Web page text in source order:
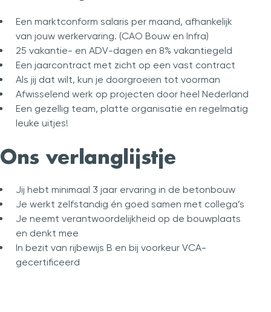
Ons verlanglijstje
Een marktconform salaris per maand, afhankelijk
van jouw werkervaring. (CAO Bouw en Infra)
25 vakantie- en ADV-dagen en 8% vakantiegeld
Een jaarcontract met zicht op een vast contract
Als jij dat wilt, kun je doorgroeien tot voorman
Afwisselend werk op projecten door heel Nederland
Een gezellig team, platte organisatie en regelmatig
leuke uitjes!
Jij hebt minimaal 3 jaar ervaring in de betonbouw
Je werkt zelfstandig én goed samen met collega’s
Je neemt verantwoordelijkheid op de bouwplaats
en denkt mee
In bezit van rijbewijs B en bij voorkeur VCA-
gecertificeerd
1500+ projecten 4.9/5
Over ons
Vacatures
FAQ